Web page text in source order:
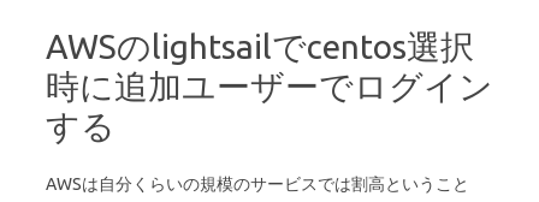
AWSのlightsailでcentos選択
時に追加ユーザーでログイン
する
AWSは自分くらいの規模のサービスでは割高ということ